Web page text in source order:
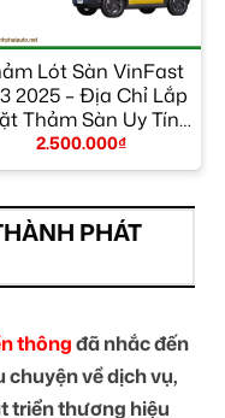
Lót Sàn VinFast
2025 – Địa Chỉ Lắp
Thảm Sàn Uy Tín
TPHCM
2.500.000₫
PHÁT
thôngđã nhắc đến
về dịch vụ,
triển thương hiệu